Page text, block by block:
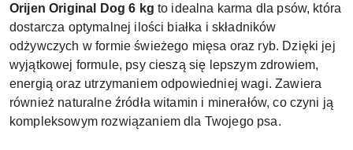
Orijen Original Dog 6 kg to idealna karma dla psów, która
dostarcza optymalnej ilości białka i składników
odżywczych w formie świeżego mięsa oraz ryb. Dzięki jej
wyjątkowej formule, psy cieszą się lepszym zdrowiem,
energią oraz utrzymaniem odpowiedniej wagi. Zawiera
również naturalne źródła witamin i minerałów, co czyni ją
kompleksowym rozwiązaniem dla Twojego psa.